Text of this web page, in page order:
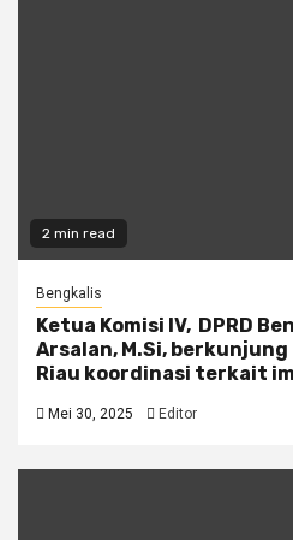
2 min read
Bengkalis
Ketua Komisi IV, DPRD
Arsalan, M.Si,
Riau koordinasi terkait
Mei 30, 2025 Editor